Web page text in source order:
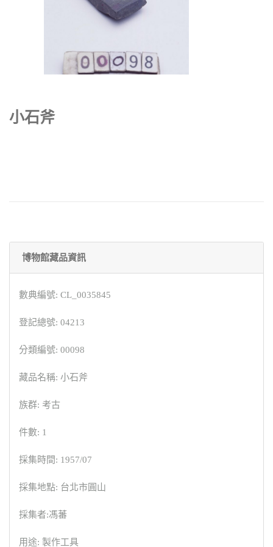
小石斧
博物館藏品資訊
數典編號: CL_0035845
登記總號: 04213
分類編號: 00098
藏品名稱: 小石斧
族群: 考古
件數: 1
採集時間: 1957/07
採集地點: 台北市圓山
採集者:馮蕃
用途: 製作工具